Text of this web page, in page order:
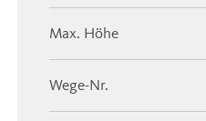
Max. Höhe
Wege-Nr.